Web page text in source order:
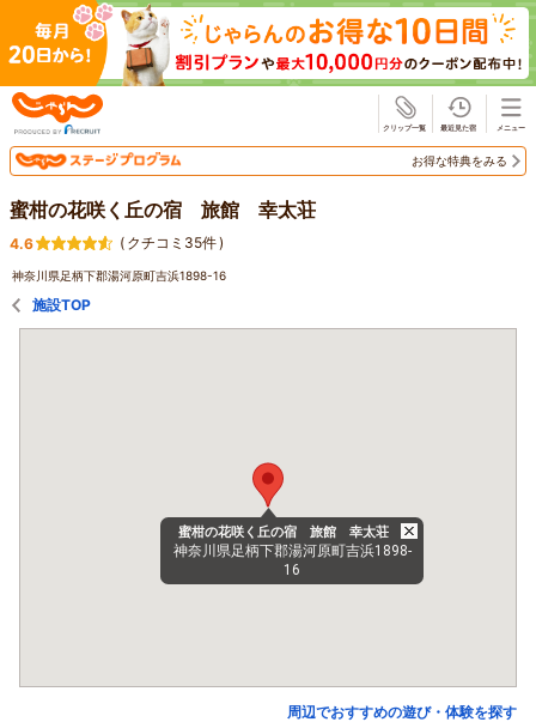
お得な特典をみる
蜜柑の花咲く丘の宿 旅館 幸太荘
4.6 ( クチコミ35件)
神奈川県足柄下郡湯河原町吉浜1898-16
施設TOP
蜜柑の花咲く丘の宿 旅館 幸太荘
神奈川県足柄下郡湯河原町吉浜1898-
16
周辺でおすすめの遊び・体験を探す